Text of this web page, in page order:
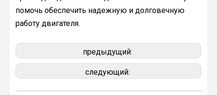
помочь обеспечить надежную и долговечную
работу двигателя.
предыдущий:
следующий: